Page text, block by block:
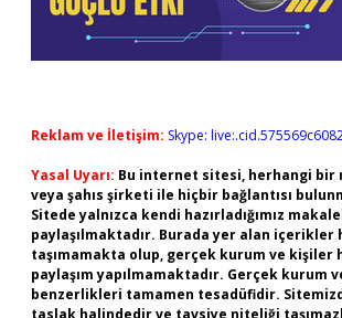
Reklam ve İletişim: Skype:
Yasal Uyarı: Bu internet sitesi, herhangi bir
veya şahıs şirketi ile hiçbir bağlantısı
Sitede yalnızca kendi hazırladığımız
paylaşılmaktadır. Burada yer alan içerikler
taşımamakta olup, gerçek kurum ve kişiler
paylaşım yapılmamaktadır. Gerçek kurum
benzerlikleri tamamen tesadüfidir.
taslak halindedir ve tavsiye niteliği